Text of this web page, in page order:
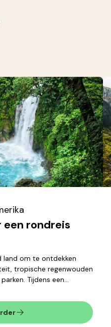
rondreis
land om te ontdekken
tropische regenwouden
Tijdens een
tot stranden aan
kan het weer per